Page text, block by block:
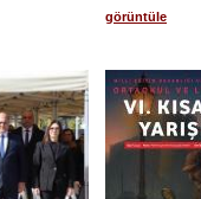
görüntüle